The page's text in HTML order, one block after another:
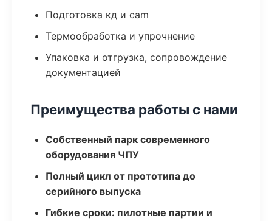
Подготовка кд и cam
Термообработка и упрочнение
Упаковка и отгрузка, сопровождение
документацией
Преимущества работы с нами
Собственный парк современного
оборудования ЧПУ
Полный цикл от прототипа до
серийного выпуска
Гибкие сроки: пилотные партии и